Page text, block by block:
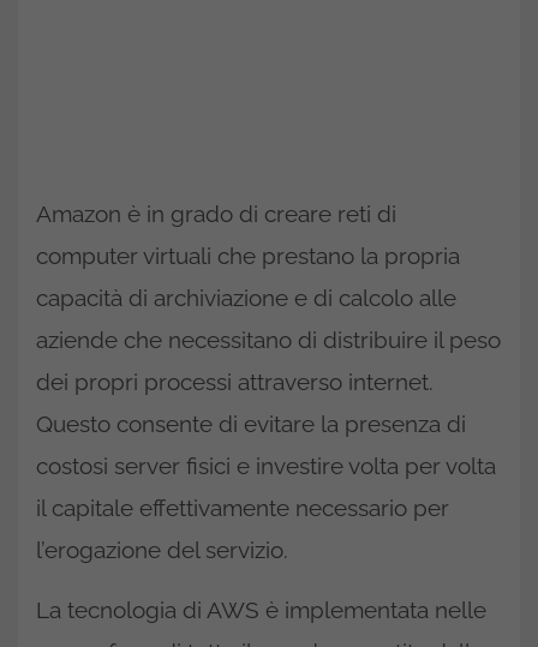
Amazon è in grado di creare reti di
computer virtuali che prestano la propria
capacità di archiviazione e di calcolo alle
aziende che necessitano di distribuire il peso
dei propri processi attraverso internet.
Questo consente di evitare la presenza di
costosi server fisici e investire volta per volta
il capitale effettivamente necessario per
l’erogazione del servizio.
La tecnologia di AWS è implementata nelle